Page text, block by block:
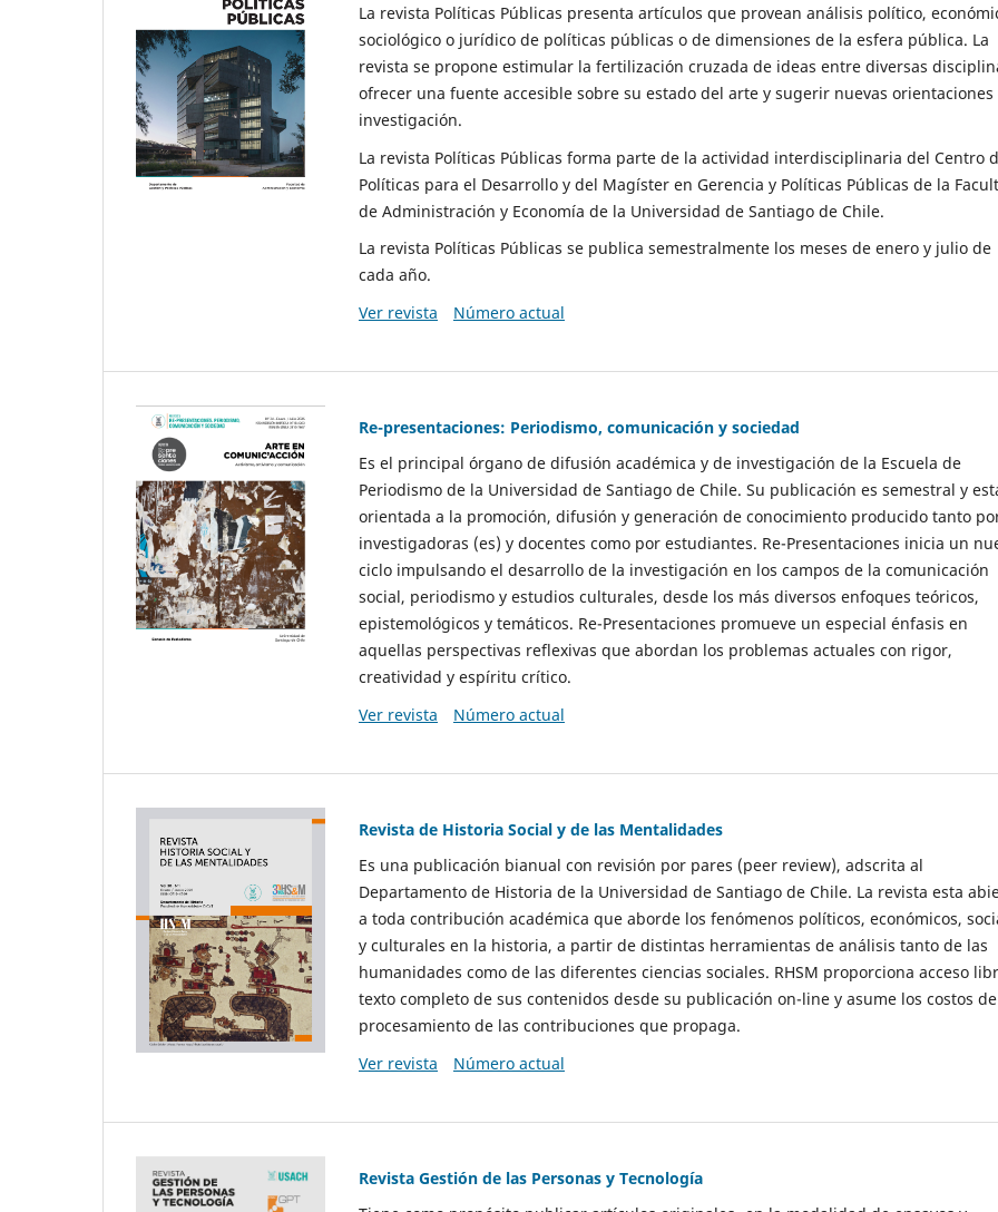
La revista Políticas Públicas presenta artículos que provean análisis político,
sociológico o jurídico de políticas públicas o de dimensiones de la esfera pública. La
revista se propone estimular la fertilización cruzada de ideas entre diversas
ofrecer una fuente accesible sobre su estado del arte y sugerir nuevas orientaciones
investigación.
La revista Políticas Públicas forma parte de la actividad interdisciplinaria del Centro
Políticas para el Desarrollo y del Magíster en Gerencia y Políticas Públicas de la
de Administración y Economía de la Universidad de Santiago de Chile.
La revista Políticas Públicas se publica semestralmente los meses de enero y julio de
cada año.
Ver revista
Número actual
Re-presentaciones: Periodismo, comunicación y sociedad
Es el principal órgano de difusión académica y de investigación de la Escuela de
Periodismo de la Universidad de Santiago de Chile. Su publicación es semestral y
orientada a la promoción, difusión y generación de conocimiento producido tanto
investigadoras (es) y docentes como por estudiantes. Re-Presentaciones inicia un
ciclo impulsando el desarrollo de la investigación en los campos de la comunicación
social, periodismo y estudios culturales, desde los más diversos enfoques teóricos,
epistemológicos y temáticos. Re-Presentaciones promueve un especial énfasis en
aquellas perspectivas reflexivas que abordan los problemas actuales con rigor,
creatividad y espíritu crítico.
Ver revista
Número actual
Revista de Historia Social y de las Mentalidades
Es una publicación bianual con revisión por pares (peer review), adscrita al
Departamento de Historia de la Universidad de Santiago de Chile. La revista esta
a toda contribución académica que aborde los fenómenos políticos, económicos,
y culturales en la historia, a partir de distintas herramientas de análisis tanto de las
humanidades como de las diferentes ciencias sociales. RHSM proporciona acceso
texto completo de sus contenidos desde su publicación on-line y asume los costos de
procesamiento de las contribuciones que propaga.
Ver revista
Número actual
Revista Gestión de las Personas y Tecnología